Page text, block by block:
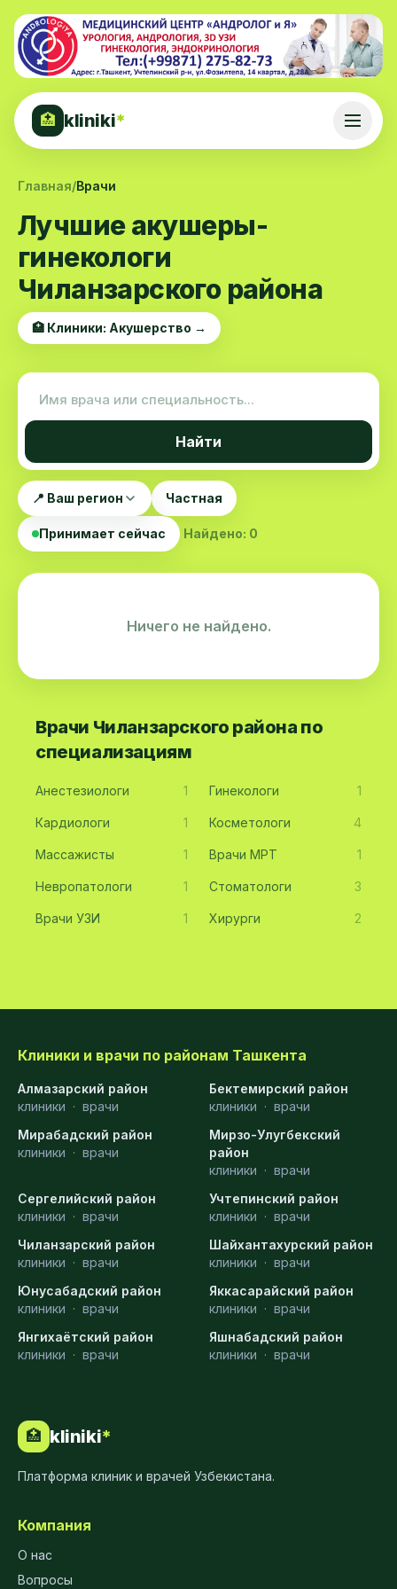
🏥 kliniki*
Главная/Врачи
Лучшие акушеры-
гинекологи
Чиланзарского района
🏥 Клиники: Акушерство →
Найти
📍 Ваш регион Частная
Принимает сейчас Найдено: 0
Ничего не найдено.
Врачи Чиланзарского района по
специализациям
Анестезиологи 1 Гинекологи 1
Кардиологи 1 Косметологи 4
Массажисты 1 Врачи МРТ 1
Невропатологи 1 Стоматологи 3
Врачи УЗИ 1 Хирурги 2
Клиники и врачи по районам Ташкента
Алмазарский район
клиники · врачи
Бектемирский район
клиники · врачи
Мирабадский район
клиники · врачи
Мирзо-Улугбекский
район
клиники · врачи
Сергелийский район
клиники · врачи
Учтепинский район
клиники · врачи
Чиланзарский район
клиники · врачи
Шайхантахурский район
клиники · врачи
Юнусабадский район
клиники · врачи
Яккасарайский район
клиники · врачи
Янгихаётский район
клиники · врачи
Яшнабадский район
клиники · врачи
🏥 kliniki*
Платформа клиник и врачей Узбекистана.
Компания
О нас
Вопросы